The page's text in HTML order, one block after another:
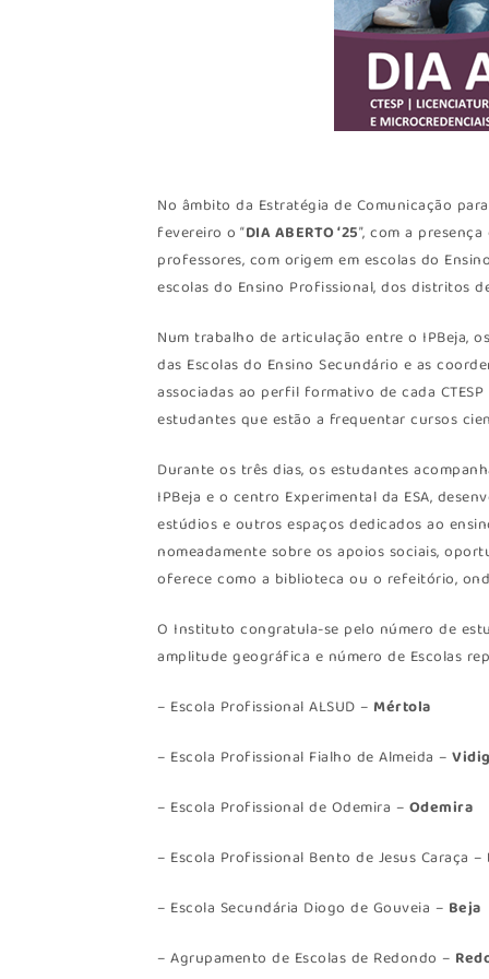
No âmbito da Estratégia de Comunicação
fevereiro o “DIA ABERTO ‘25”, com a
professores, com origem em escolas do
escolas do Ensino Profissional, dos distritos
Num trabalho de articulação entre o IPBeja,
das Escolas do Ensino Secundário e as
associadas ao perfil formativo de cada
estudantes que estão a frequentar cursos
Durante os três dias, os estudantes
IPBeja e o centro Experimental da ESA,
estúdios e outros espaços dedicados ao
nomeadamente sobre os apoios sociais,
oferece como a biblioteca ou o refeitório,
O Instituto congratula-se pelo número de
amplitude geográfica e número de Escolas
– Escola Profissional ALSUD – Mértola
– Escola Profissional Fialho de Almeida –
– Escola Profissional de Odemira – Odemira
– Escola Profissional Bento de Jesus Caraça –
– Escola Secundária Diogo de Gouveia – Beja
– Agrupamento de Escolas de Redondo –